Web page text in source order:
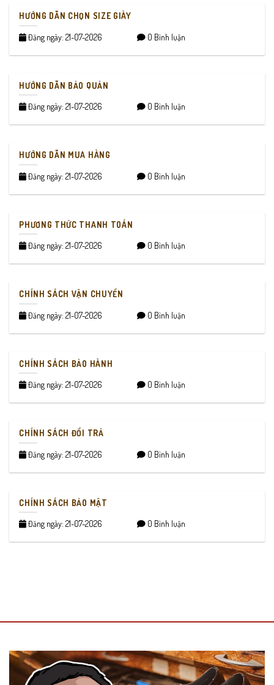
HƯỚNG DẪN CHỌN SIZE GIÀY
Đăng ngày: 21-07-2026 0 Bình luận
HƯỚNG DẪN BẢO QUẢN
Đăng ngày: 21-07-2026 0 Bình luận
HƯỚNG DẪN MUA HÀNG
Đăng ngày: 21-07-2026 0 Bình luận
PHƯƠNG THỨC THANH TOÁN
Đăng ngày: 21-07-2026 0 Bình luận
CHÍNH SÁCH VẬN CHUYỂN
Đăng ngày: 21-07-2026 0 Bình luận
CHÍNH SÁCH BẢO HÀNH
Đăng ngày: 21-07-2026 0 Bình luận
CHÍNH SÁCH ĐỔI TRẢ
Đăng ngày: 21-07-2026 0 Bình luận
CHÍNH SÁCH BẢO MẬT
Đăng ngày: 21-07-2026 0 Bình luận